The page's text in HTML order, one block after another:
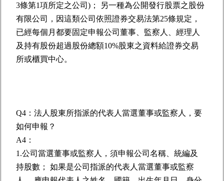
3條第1項所定之公司)； 另一種為公開發行股票之股份
有限公司，因這類公司依照證券交易法第25條規定，
已經每個月都要固定申報公司董事、監察人、經理人
及持有股份超過股份總額10%股東之資料給證券交易
所或櫃買中心。
Q4：法人股東所指派的代表人當選董事或監察人，要
如何申報？
A4：
1.公司當選董事或監察人，須申報公司名稱、統編及
持股數； 如果是公司指派的代表人當選董事或監察